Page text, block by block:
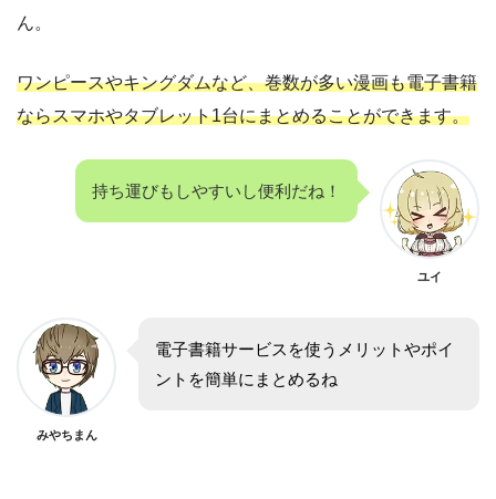
ん。
ワンピースやキングダムなど、巻数が多い漫画も電子書籍
ならスマホやタブレット1台にまとめることができます。
持ち運びもしやすいし便利だね！
ユイ
みやちまん
電子書籍サービスを使うメリットやポイ
ントを簡単にまとめるね